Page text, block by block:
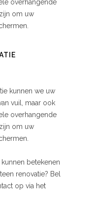
overhangende
om uw
kunnen we uw
vuil, maar ook
overhangende
om uw
betekenen
renovatie? Bel
op via het